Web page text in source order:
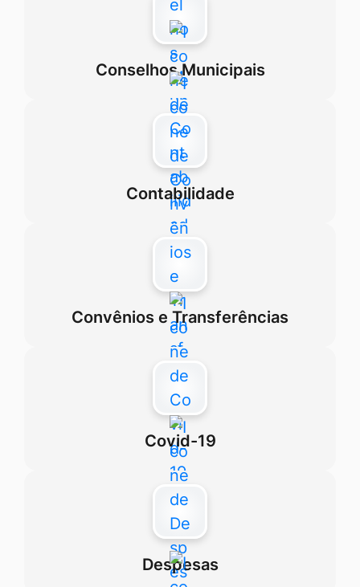
Conselhos Municipais
Contabilidade
Convênios e Transferências
Covid-19
Despesas